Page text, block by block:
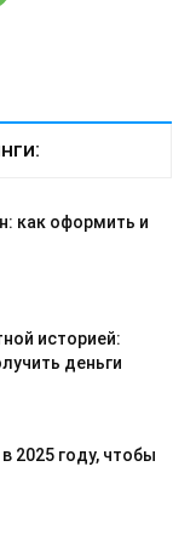
как оформить и
историей:
деньги
2025 году, чтобы